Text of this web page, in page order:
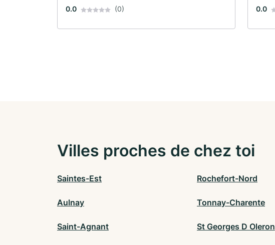
0.0 (0) 0.0
Villes proches de chez toi
Saintes-Est Rochefort-Nord
Aulnay Tonnay-Charente
Saint-Agnant St Georges D Oleron